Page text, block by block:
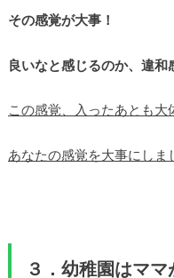
その感覚が大事！
良いなと感じるのか、違和
この感覚、入ったあとも大
あなたの感覚を大事にし
３．幼稚園はマ